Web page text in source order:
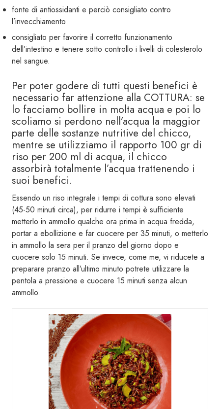
fonte di antiossidanti e perciò consigliato contro
l’invecchiamento
consigliato per favorire il corretto funzionamento
dell’intestino e tenere sotto controllo i livelli di colesterolo
nel sangue.
Per poter godere di tutti questi benefici è
necessario far attenzione alla COTTURA: se
lo facciamo bollire in molta acqua e poi lo
scoliamo si perdono nell’acqua la maggior
parte delle sostanze nutritive del chicco,
mentre se utilizziamo il rapporto 100 gr di
riso per 200 ml di acqua, il chicco
assorbirà totalmente l’acqua trattenendo i
suoi benefici.
Essendo un riso integrale i tempi di cottura sono elevati
(45-50 minuti circa), per ridurre i tempi è sufficiente
metterlo in ammollo qualche ora prima in acqua fredda,
portar a ebollizione e far cuocere per 35 minuti, o metterlo
in ammollo la sera per il pranzo del giorno dopo e
cuocere solo 15 minuti. Se invece, come me, vi riducete a
preparare pranzo all’ultimo minuto potrete utilizzare la
pentola a pressione e cuocere 15 minuti senza alcun
ammollo.